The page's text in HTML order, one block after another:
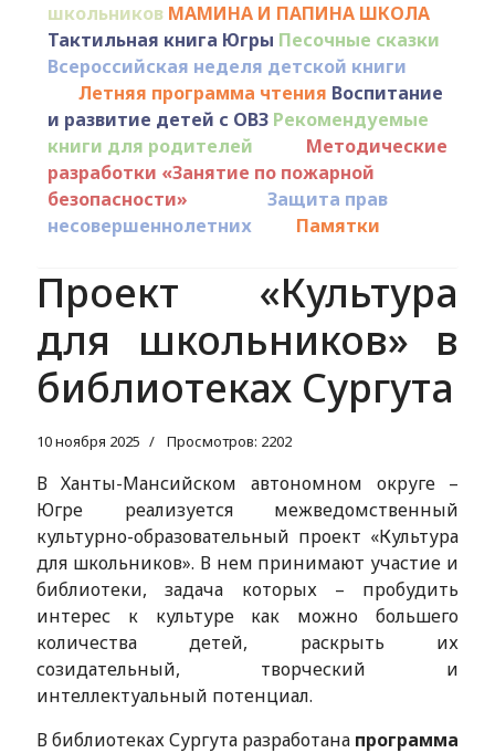
школьников МАМИНА И ПАПИНА ШКОЛА
Тактильная книга Югры Песочные сказки
Всероссийская неделя детской книги
Летняя программа чтения Воспитание
и развитие детей с ОВЗ Рекомендуемые
книги для родителей
Методические
разработки «Занятие по пожарной
безопасности»
Защита прав
несовершеннолетних
Памятки
Проект «Культура
для школьников» в
библиотеках Сургута
10 ноября 2025 Просмотров: 2202
В Ханты-Мансийском автономном округе –
Югре реализуется межведомственный
культурно-образовательный проект «Культура
для школьников». В нем принимают участие и
библиотеки, задача которых – пробудить
интерес к культуре как можно большего
количества детей, раскрыть их
созидательный, творческий и
интеллектуальный потенциал.
В библиотеках Сургута разработана программа